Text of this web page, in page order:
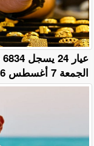
الجمعة 7 أغسطس 2026